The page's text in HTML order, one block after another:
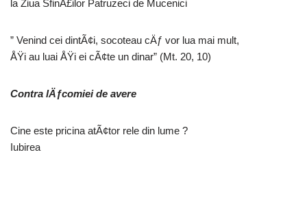
la Ziua SfinÅ£ilor Patruzeci de Mucenici
” Venind cei dintÃ¢i, socoteau cÄƒ vor lua mai mult,
ÅŸi au luai ÅŸi ei cÃ¢te un dinar” (Mt. 20, 10)
Contra lÄƒcomiei de avere
Cine este pricina atÃ¢tor rele din lume ?
Iubirea